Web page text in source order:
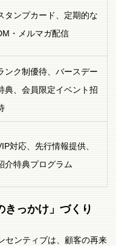
タンプカード、定期的な
・メルマガ配信
ンク制優待、バースデー
典、会員限定イベント招
対応、先行情報提供、
介特典プログラム
きっかけ」づくり
センティブは、顧客の再来